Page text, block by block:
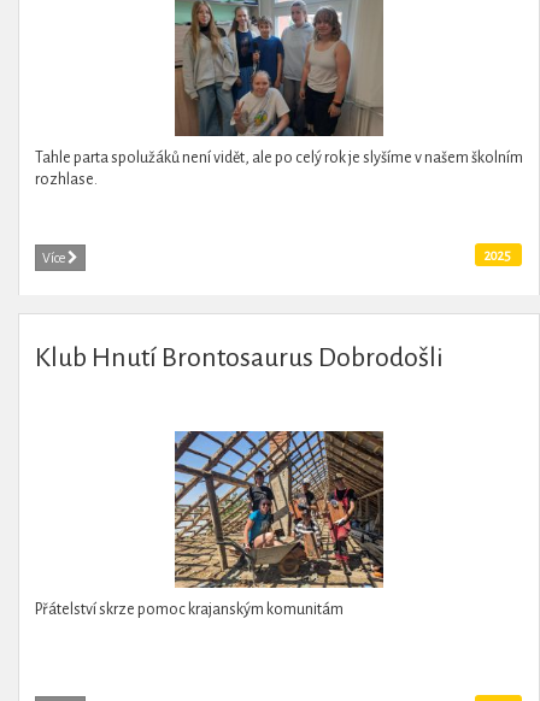
Tahle parta spolužáků není vidět, ale po celý rok je slyšíme v našem školním
rozhlase.
Více 2025
Klub Hnutí Brontosaurus Dobrodošli
Přátelství skrze pomoc krajanským komunitám